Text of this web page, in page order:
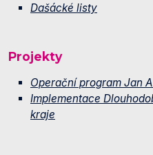
Dašácké listy
Projekty
Operační program Jan
Implementace
kraje